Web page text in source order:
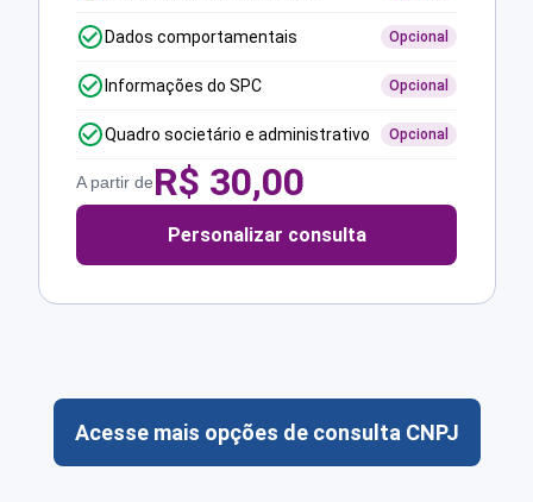
Dados comportamentais Opcional
Informações do SPC Opcional
Quadro societário e administrativo Opcional
A partir deR$ 30,00
Personalizar consulta
Acesse mais opções de consulta CNPJ